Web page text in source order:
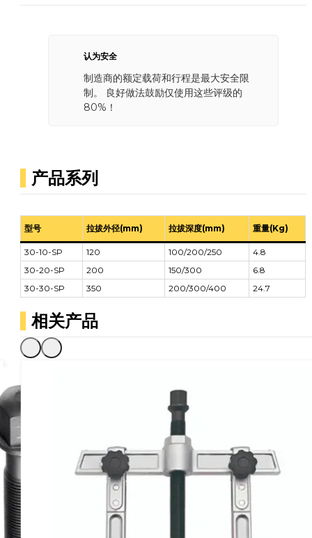
认为安全
制造商的额定载荷和行程是最大安全限
制。 良好做法鼓励仅使用这些评级的
80%！
产品系列
型号 拉拔外径(mm) 拉拔深度(mm) 重量(Kg)
30-10-SP 120 100/200/250
4.8
30-20-SP
200 150/300
6.8
30-30-SP
350 200/300/400 24.7
相关产品